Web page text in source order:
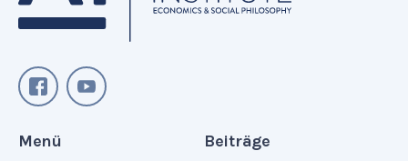
Menü Beiträge